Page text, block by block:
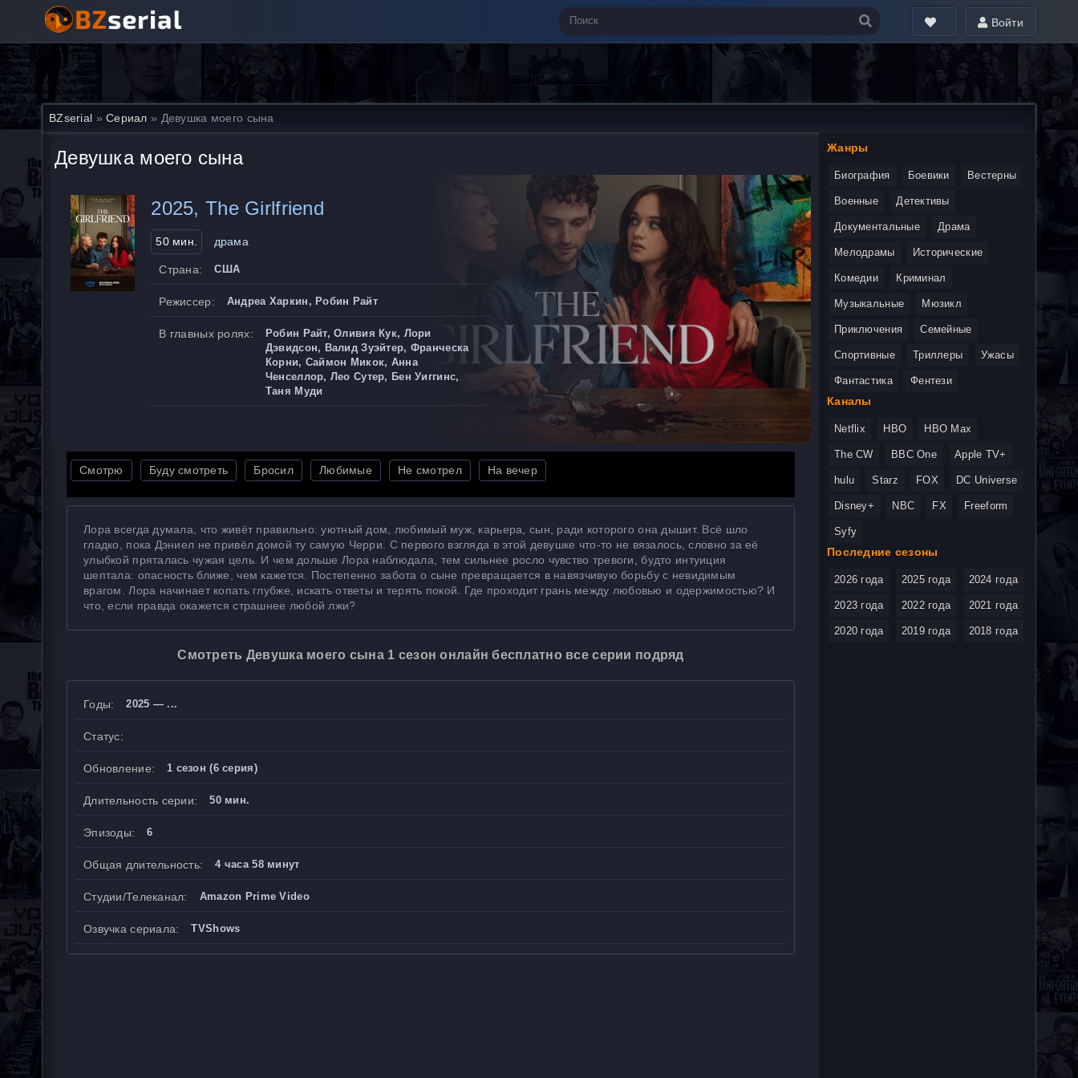
Войти
BZserial »Сериал » Девушка моего сына
Девушка моего сына
2025, The Girlfriend
50 мин. драма
Страна: США
Режиссер: Андреа Харкин, Робин Райт
В главных ролях:
Робин Райт, Оливия Кук, Лори
Дэвидсон, Валид Зуэйтер, Франческа
Корни, Саймон Микок, Анна
Ченселлор, Лео Сутер, Бен Уиггинс,
Таня Муди
Смотрю Буду смотреть Бросил Любимые Не смотрел На вечер
Лора всегда думала, что живёт правильно: уютный дом, любимый муж, карьера, сын, ради которого она дышит. Всё шло
гладко, пока Дэниел не привёл домой ту самую Черри. С первого взгляда в этой девушке что-то не вязалось, словно за её
улыбкой пряталась чужая цель. И чем дольше Лора наблюдала, тем сильнее росло чувство тревоги, будто интуиция
шептала: опасность ближе, чем кажется. Постепенно забота о сыне превращается в навязчивую борьбу с невидимым
врагом. Лора начинает копать глубже, искать ответы и терять покой. Где проходит грань между любовью и одержимостью? И
что, если правда окажется страшнее любой лжи?
Смотреть Девушка моего сына 1 сезон онлайн бесплатно все серии подряд
Годы: 2025 — ...
Статус:
Обновление: 1 сезон (6 серия)
Длительность серии: 50 мин.
Эпизоды: 6
Общая длительность: 4 часа 58 минут
Студии/Телеканал: Amazon Prime Video
Озвучка сериала: TVShows
Жанры
Биография Боевики Вестерны
Военные Детективы
Документальные Драма
Мелодрамы Исторические
Комедии Криминал
Музыкальные Мюзикл
Приключения Семейные
Спортивные Триллеры Ужасы
Фантастика Фентези
Каналы
Netflix HBO HBO Max
The CW BBC One Apple TV+
hulu Starz FOX DC Universe
Disney+ NBC FX Freeform
Syfy
Последние сезоны
2026 года 2025 года 2024 года
2023 года 2022 года 2021 года
2020 года 2019 года 2018 года